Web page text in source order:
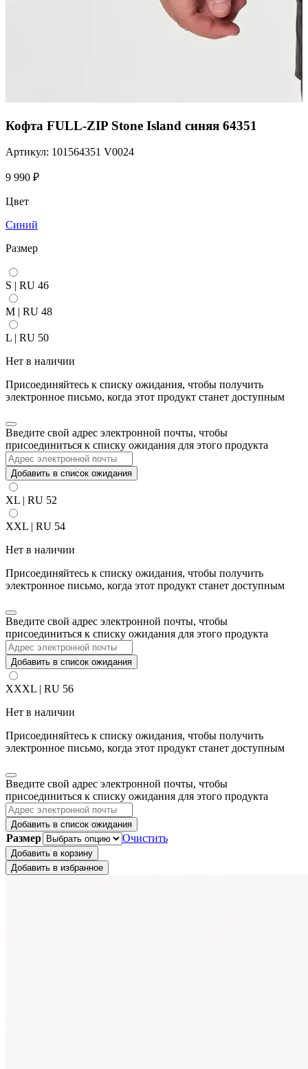
Кофта FULL-ZIP Stone Island синяя 64351
Артикул: 101564351 V0024
9 990 ₽
Цвет
Синий
Размер
S | RU 46
M | RU 48
L | RU 50
Нет в наличии
Присоединяйтесь к списку ожидания, чтобы получить
электронное письмо, когда этот продукт станет доступным
Закрыть
уведомление
Введите свой адрес электронной почты, чтобы
присоединиться к списку ожидания для этого продукта
Добавить в список ожидания
XL | RU 52
XXL | RU 54
Нет в наличии
Присоединяйтесь к списку ожидания, чтобы получить
электронное письмо, когда этот продукт станет доступным
Закрыть
уведомление
Введите свой адрес электронной почты, чтобы
присоединиться к списку ожидания для этого продукта
Добавить в список ожидания
XXXL | RU 56
Нет в наличии
Присоединяйтесь к списку ожидания, чтобы получить
электронное письмо, когда этот продукт станет доступным
Закрыть
уведомление
Введите свой адрес электронной почты, чтобы
присоединиться к списку ожидания для этого продукта
Добавить в список ожидания
Размер Очистить
Добавить в корзину
Добавить в избранное